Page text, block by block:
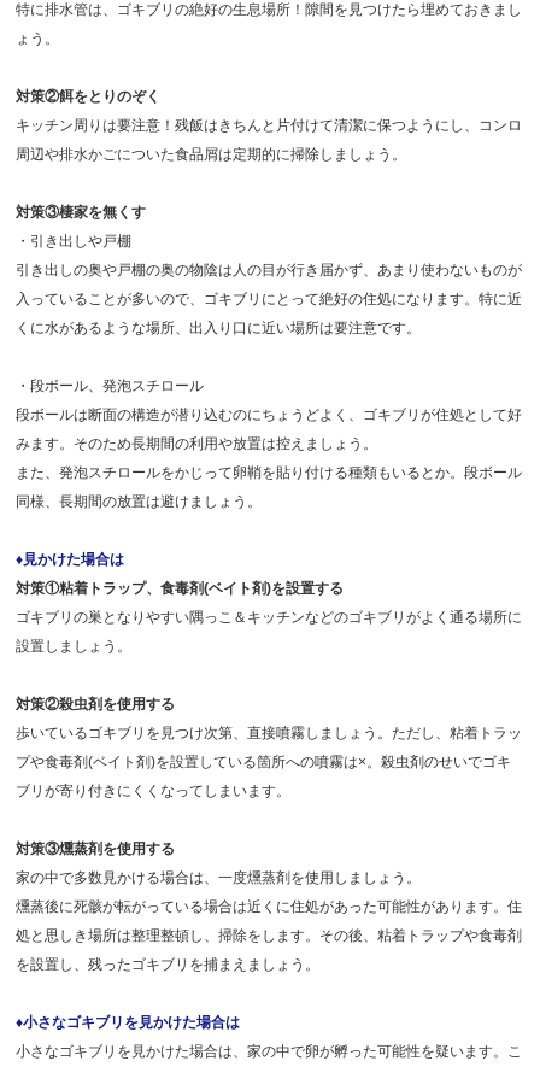
特に排水管は、ゴキブリの絶好の生息場所！隙間を見つけたら埋めておきまし
ょう。
対策②餌をとりのぞく
キッチン周りは要注意！残飯はきちんと片付けて清潔に保つようにし、コンロ
周辺や排水かごについた食品屑は定期的に掃除しましょう。
対策③棲家を無くす
・引き出しや戸棚
引き出しの奥や戸棚の奥の物陰は人の目が行き届かず、あまり使わないものが
入っていることが多いので、ゴキブリにとって絶好の住処になります。特に近
くに水があるような場所、出入り口に近い場所は要注意です。
・段ボール、発泡スチロール
段ボールは断面の構造が潜り込むのにちょうどよく、ゴキブリが住処として好
みます。そのため長期間の利用や放置は控えましょう。
また、発泡スチロールをかじって卵鞘を貼り付ける種類もいるとか。段ボール
同様、長期間の放置は避けましょう。
♦見かけた場合は
対策①粘着トラップ、食毒剤(ベイト剤)を設置する
ゴキブリの巣となりやすい隅っこ＆キッチンなどのゴキブリがよく通る場所に
設置しましょう。
対策②殺虫剤を使用する
歩いているゴキブリを見つけ次第、直接噴霧しましょう。ただし、粘着トラッ
プや食毒剤(ベイト剤)を設置している箇所への噴霧は×。殺虫剤のせいでゴキ
ブリが寄り付きにくくなってしまいます。
対策③燻蒸剤を使用する
家の中で多数見かける場合は、一度燻蒸剤を使用しましょう。
燻蒸後に死骸が転がっている場合は近くに住処があった可能性があります。住
処と思しき場所は整理整頓し、掃除をします。その後、粘着トラップや食毒剤
を設置し、残ったゴキブリを捕まえましょう。
♦小さなゴキブリを見かけた場合は
小さなゴキブリを見かけた場合は、家の中で卵が孵った可能性を疑います。こ